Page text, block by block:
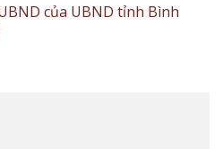
của UBND tỉnh Bình